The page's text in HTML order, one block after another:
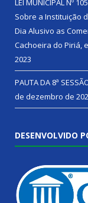
LEI MUNICIPAL Nº
Sobre a Instituição
Dia Alusivo as
Cachoeira do Piriá,
2023
PAUTA DA 8ª
de dezembro de
DESENVOLVIDO